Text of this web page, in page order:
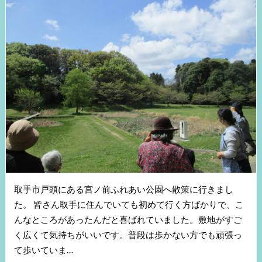
取手市戸頭にある宮ノ前ふれあい公園へ散策に行きまし
た。 皆さん取手に住んでいても初めて行く方ばかりで、こ
んなところがあったんだと喜ばれていました。敷地がすご
く広くて気持ちがいいです。普段は歩かない方でも頑張っ
て歩いていま…